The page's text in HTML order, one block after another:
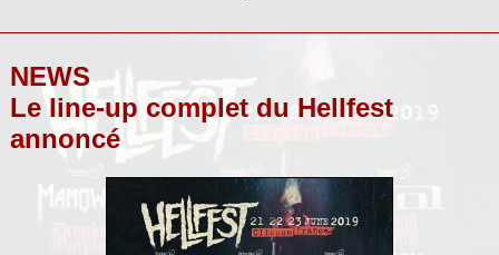
NEWS
Le line-up complet du Hellfest
annoncé